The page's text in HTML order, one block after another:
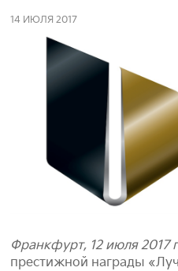
14 ИЮЛЯ 2017
Франкфурт, 12 июля 2017
престижной награды